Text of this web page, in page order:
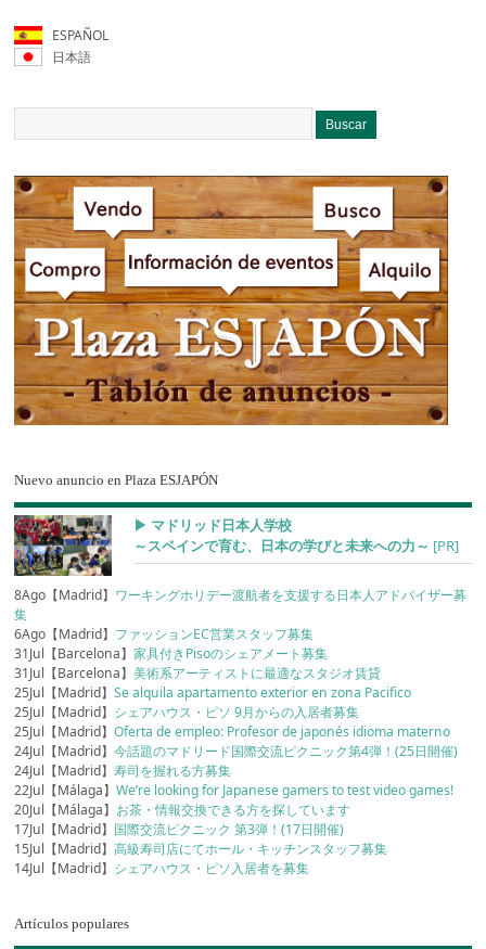
ESPAÑOL
日本語
Nuevo anuncio en Plaza ESJAPÓN
▶︎ マドリッド日本人学校
～スペインで育む、日本の学びと未来への力～ [PR]
8Ago【Madrid】 ワーキングホリデー渡航者を支援する日本人アドバイザー募
集
6Ago【Madrid】 ファッションEC営業スタッフ募集
31Jul【Barcelona】家具付きPisoのシェアメート募集
31Jul【Barcelona】美術系アーティストに最適なスタジオ賃貸
25Jul【Madrid】Se alquila apartamento exterior en zona Pacifico
25Jul【Madrid】 シェアハウス・ピソ 9月からの入居者募集
25Jul【Madrid】Oferta de empleo: Profesor de japonés idioma materno
24Jul【Madrid】今話題のマドリード国際交流ピクニック第4弾！(25日開催)
24Jul【Madrid】寿司を握れる方募集
22Jul【Málaga】We’re looking for Japanese gamers to test video games!
20Jul【Málaga】 お茶・情報交換できる方を探しています
17Jul【Madrid】 国際交流ピクニック 第3弾！(17日開催)
15Jul【Madrid】高級寿司店にてホール・キッチンスタッフ募集
14Jul【Madrid】 シェアハウス・ピソ入居者を募集
Artículos populares